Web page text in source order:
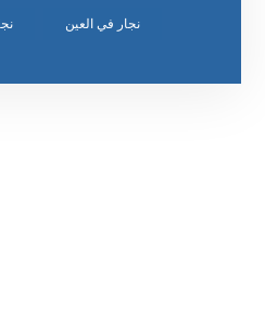
نجار في العين